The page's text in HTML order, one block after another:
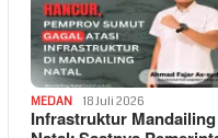
MEDAN 18 Juli 2026
Infrastruktur Mandailing